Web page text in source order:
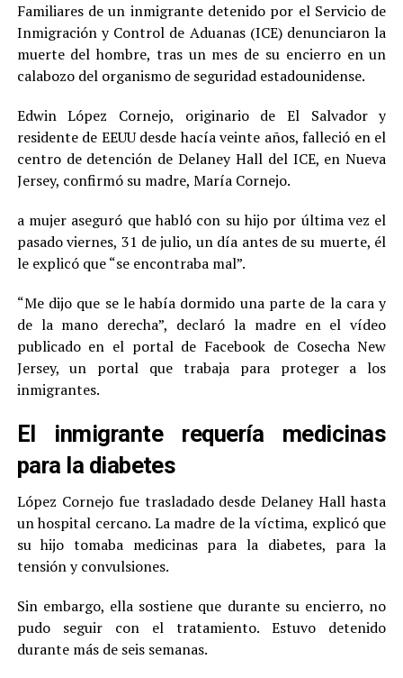
Familiares de un inmigrante detenido por el Servicio de
Inmigración y Control de Aduanas (ICE) denunciaron la
muerte del hombre, tras un mes de su encierro en un
calabozo del organismo de seguridad estadounidense.
Edwin López Cornejo, originario de El Salvador y
residente de EEUU desde hacía veinte años, falleció en el
centro de detención de Delaney Hall del ICE, en Nueva
Jersey, confirmó su madre, María Cornejo.
a mujer aseguró que habló con su hijo por última vez el
pasado viernes, 31 de julio, un día antes de su muerte, él
le explicó que “se encontraba mal”.
“Me dijo que se le había dormido una parte de la cara y
de la mano derecha”, declaró la madre en el vídeo
publicado en el portal de Facebook de Cosecha New
Jersey, un portal que trabaja para proteger a los
inmigrantes.
El inmigrante requería medicinas
para la diabetes
López Cornejo fue trasladado desde Delaney Hall hasta
un hospital cercano. La madre de la víctima, explicó que
su hijo tomaba medicinas para la diabetes, para la
tensión y convulsiones.
Sin embargo, ella sostiene que durante su encierro, no
pudo seguir con el tratamiento. Estuvo detenido
durante más de seis semanas.